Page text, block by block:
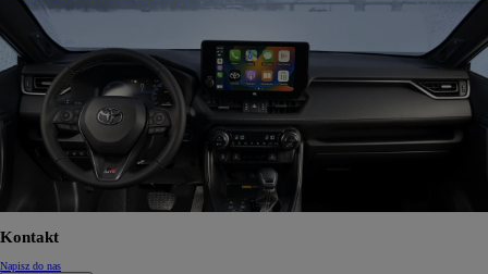
Kontakt
Napisz do nas